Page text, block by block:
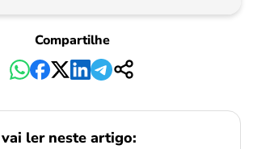
Compartilhe
ler neste artigo: